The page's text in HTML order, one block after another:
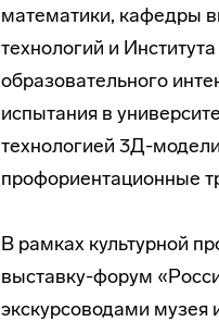
математики, кафедры
технологий и
образовательного
испытания в
технологией 3Д-
профориентационные
В рамках культурной
выставку-форум
экскурсоводами музея